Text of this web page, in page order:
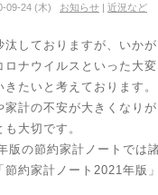
09-24 (木) お知らせ | 近況など
汰しておりますが、いか
ロナウイルスといった大
きたいと考えております。
家計の不安が大きくなり
も大切です。
版の節約家計ノートでは
節約家計ノート2021年版